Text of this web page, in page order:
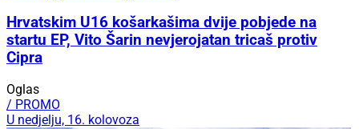
Hrvatskim U16 košarkašima dvije pobjede na
startu EP, Vito Šarin nevjerojatan tricaš protiv
Cipra
Oglas
/ PROMO
U nedjelju, 16. kolovoza